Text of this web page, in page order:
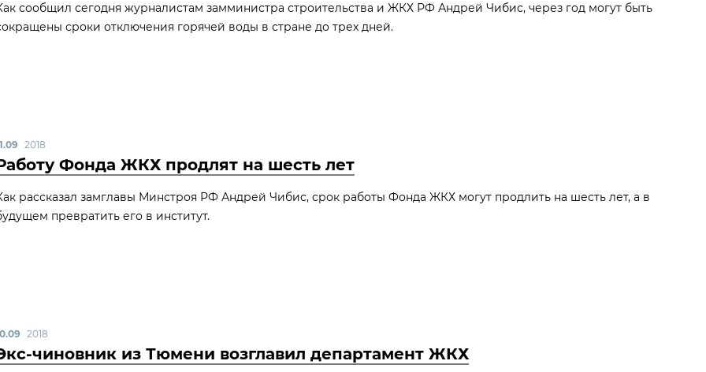
сообщил сегодня журналистам замминистра строительства и ЖКХ РФ Андрей Чибис, через год могут быть
сроки отключения горячей воды в стране до трех дней.
2018
Фонда ЖКХ продлят на шесть лет
рассказал замглавы Минстроя РФ Андрей Чибис, срок работы Фонда ЖКХ могут продлить на шесть лет, а в
превратить его в институт.
2018
чиновник из Тюмени возглавил департамент ЖКХ